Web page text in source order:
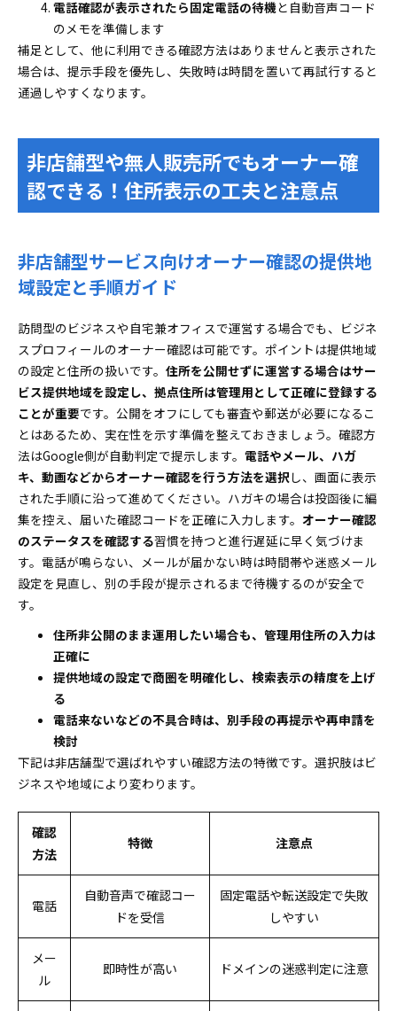
電話確認が表示されたら固定電話の待機と自動音声コード
のメモを準備します
補足として、他に利用できる確認方法はありませんと表示された
場合は、提示手段を優先し、失敗時は時間を置いて再試行すると
通過しやすくなります。
非店舗型や無人販売所でもオーナー確
認できる！住所表示の工夫と注意点
非店舗型サービス向けオーナー確認の提供地
域設定と手順ガイド
訪問型のビジネスや自宅兼オフィスで運営する場合でも、ビジネ
スプロフィールのオーナー確認は可能です。ポイントは提供地域
の設定と住所の扱いです。 住所を公開せずに運営する場合はサー
ビス提供地域を設定し、拠点住所は管理用として正確に登録する
ことが重要です。公開をオフにしても審査や郵送が必要になるこ
とはあるため、実在性を示す準備を整えておきましょう。確認方
法はGoogle側が自動判定で提示します。 電話やメール、ハガ
キ、動画などからオーナー確認を行う方法を選択し、画面に表示
された手順に沿って進めてください。ハガキの場合は投函後に編
集を控え、届いた確認コードを正確に入力します。 オーナー確認
のステータスを確認する習慣を持つと進行遅延に早く気づけま
す。電話が鳴らない、メールが届かない時は時間帯や迷惑メール
設定を見直し、別の手段が提示されるまで待機するのが安全で
す。
住所非公開のまま運用したい場合も、管理用住所の入力は
正確に
提供地域の設定で商圏を明確化し、検索表示の精度を上げ
る
電話来ないなどの不具合時は、別手段の再提示や再申請を
検討
下記は非店舗型で選ばれやすい確認方法の特徴です。選択肢はビ
ジネスや地域により変わります。
確認
方法
特徴 注意点
電話
自動音声で確認コー
ドを受信
固定電話や転送設定で失敗
しやすい
メー
ル
即時性が高い ドメインの迷惑判定に注意